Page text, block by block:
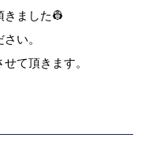
きました👷
い。
て頂きます。